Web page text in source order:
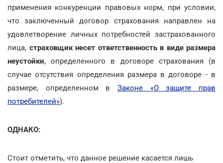
применения конкуренции правовых норм, при условии,
что заключенный договор страхования направлен на
удовлетворение личных потребностей застрахованного
лица, страховщик несет ответственность в виде размера
неустойки, определенного в договоре страхования (в
случае отсутствия определения размера в договоре - в
размере, определенном в Законе «О защите прав
потребителей»).
ОДНАКО:
Стоит отметить, что данное решение касается лишь